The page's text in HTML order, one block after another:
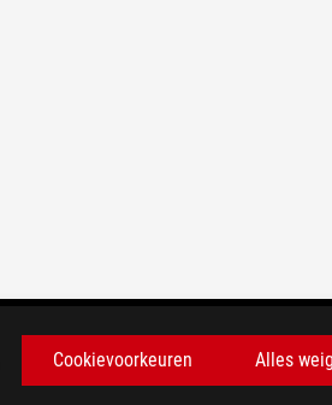
Cookievoorkeuren Alles